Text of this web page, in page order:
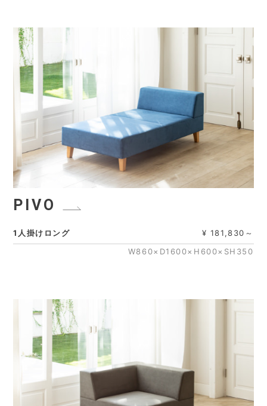
PIVO
1人掛けロング
¥ 181,830～
W860×D1600×H600×SH350